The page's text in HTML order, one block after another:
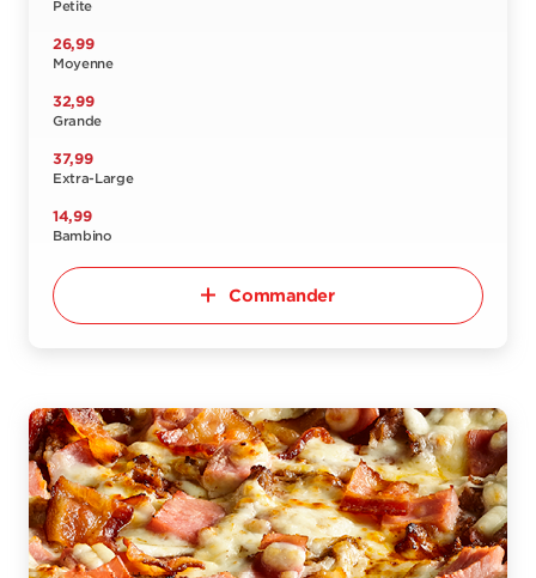
Petite
26,99
Moyenne
32,99
Grande
37,99
Extra-Large
14,99
Bambino
Commander